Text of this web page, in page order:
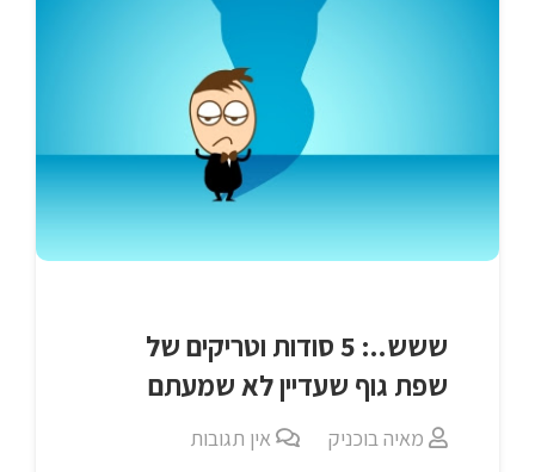
ששש..: 5 סודות וטריקים של
שפת גוף שעדיין לא שמעתם
מאיה בוכניק אין תגובות